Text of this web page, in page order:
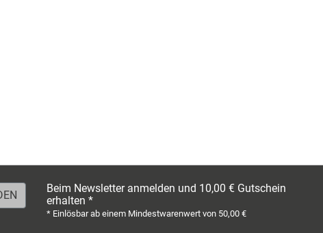
Beim Newsletter anmelden und 10,00 € Gutschein
erhalten *
* Einlösbar ab einem Mindestwarenwert von 50,00 €